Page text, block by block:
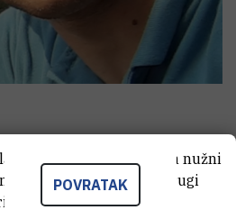
POVRATAK
Neki od tih kolačića nužni
stranice, dok se drugi
stranice radi